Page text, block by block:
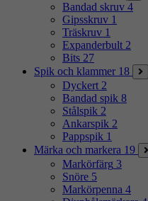
Bandad skruv 4
Gipsskruv 1
Träskruv 1
Expanderbult 2
Bits 27
Spik och klammer 18
Dyckert 2
Bandad spik 8
Stålspik 2
Ankarspik 2
Pappspik 1
Märka och markera 19
Markörfärg 3
Snöre 5
Markörpenna 4